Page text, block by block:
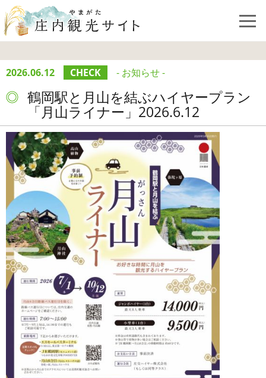
2026.06.12 CHECK - お知らせ -
鶴岡駅と月山を結ぶハイヤープラン
「月山ライナー」2026.6.12